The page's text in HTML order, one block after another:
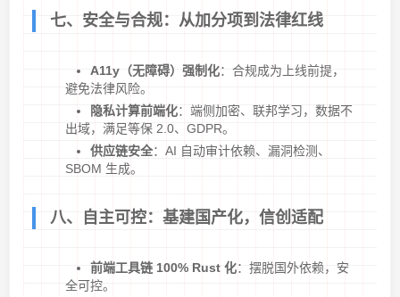
七、安全与合规：从加分项到法律红线
A11y（无障碍）强制化：合规成为上线前提，
避免法律风险。
隐私计算前端化：端侧加密、联邦学习，数据不
出域，满足等保 2.0、GDPR。
供应链安全：AI 自动审计依赖、漏洞检测、
SBOM 生成。
八、自主可控：基建国产化，信创适配
前端工具链 100% Rust 化：摆脱国外依赖，安
全可控。